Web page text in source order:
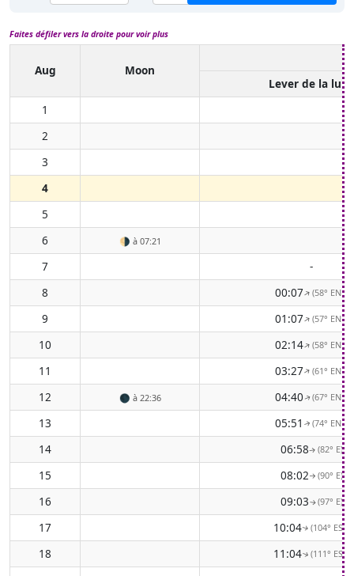
Faites défiler vers la droite pour voir plus
Aug
Moon
Lever de la lune
1
2
3
4
5
6
🌗 à 07:21
7
-
8
00:07↑(58° ENE)
9 01:07↑(57° ENE)
10 02:14↑(58° ENE)
11 03:27↑(61° ENE)
12 🌑 à 22:36 04:40↑(67° ENE)
13 05:51 ↑(74° ENE)
14 06:58↑(82° E)
15 08:02↑ (90° E)
16 09:03↑(97° E)
17 10:04↑(104° ESE)
18 11:04↑(111° ESE)